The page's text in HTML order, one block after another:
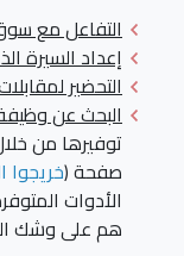
التفاعل مع
إعداد السيرة
التحضير
البحث عن
توفيرها من
صفحة(خريجوا
الأدوات
هم على وشك